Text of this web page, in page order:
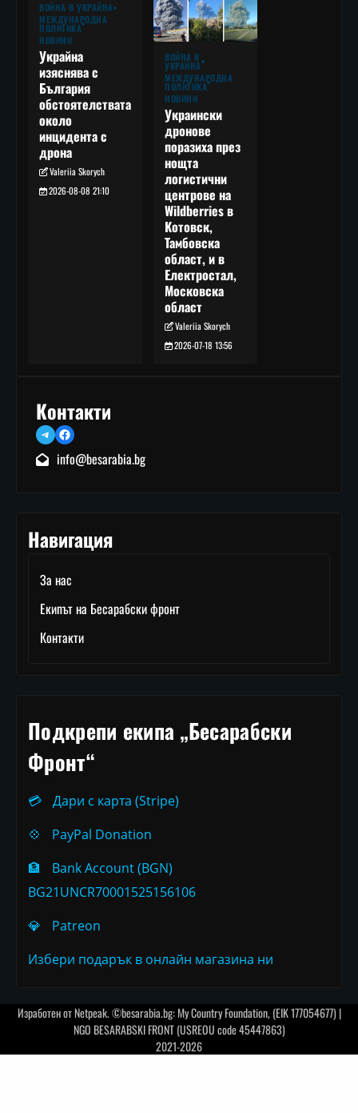
ВОЙНА В УКРАЙНА
МЕЖДУНАРОДНА
ПОЛИТИКА
НОВИНИ
Украйна
изяснява с
България
обстоятелствата
около
инцидента с
дрона
Valeriia Skorych
2026-08-08 21:10
ВОЙНА В
УКРАЙНА
МЕЖДУНАРОДНА
ПОЛИТИКА
НОВИНИ
Украински
дронове
поразиха през
нощта
логистични
центрове на
Wildberries в
Котовск,
Тамбовска
област, и в
Електростал,
Московска
област
Valeriia Skorych
2026-07-18 13:56
Контакти
TelegramFacebook
info@besarabia.bg
Навигация
За нас
Екипът на Бесарабски фронт
Контакти
Подкрепи екипа „Бесарабски
Фронт“
💳
Дари с карта (Stripe)
💠
PayPal Donation
🏦
Bank Account (BGN)
BG21UNCR70001525156106
💎
Patreon
Избери подарък в онлайн магазина ни
Изработен отNetpeak. ©besarabia.bg: My Country Foundation, (EIK 177054677) |
NGO BESARABSKI FRONT (USREOU code 45447863)
2021-2026